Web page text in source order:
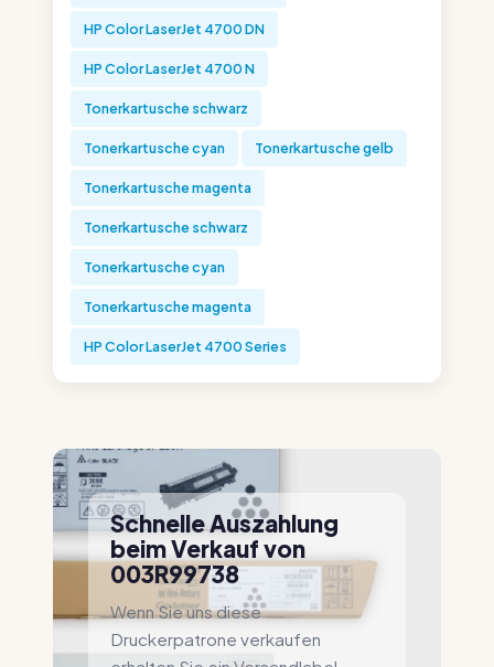
HP Color LaserJet 4700 DN
HP Color LaserJet 4700 N
Tonerkartusche schwarz
Tonerkartusche cyan Tonerkartusche gelb
Tonerkartusche magenta
Tonerkartusche schwarz
Tonerkartusche cyan
Tonerkartusche magenta
HP Color LaserJet 4700 Series
Schnelle Auszahlung
beim Verkauf von
003R99738
Wenn Sie uns diese
Druckerpatrone verkaufen